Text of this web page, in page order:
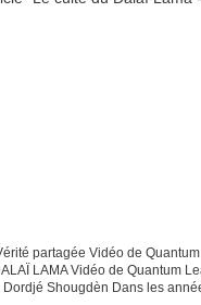
partagée Vidéo de
LAMA Vidéo de Quantum
Shougdèn Dans les